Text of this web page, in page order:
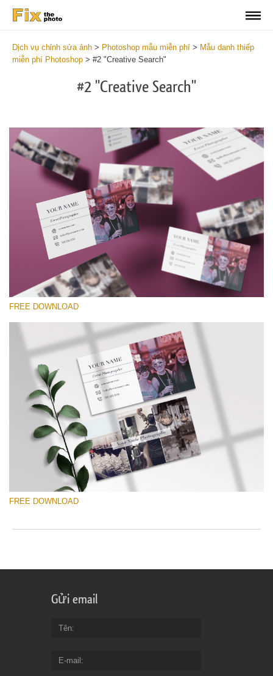
Dịch vụ chỉnh sửa ảnh > Photoshop mẫu miễn phí > Mẫu danh thiếp
miễn phí Photoshop > #2 "Creative Search"
#2 "Creative Search"
Xin hãy lựa chọn
Free Template #2
Wedding Photography Templates
Tải xuống miễn phí
FREE DOWNLOAD
FREE DOWNLOAD
Gửi email
Tên
E-mail